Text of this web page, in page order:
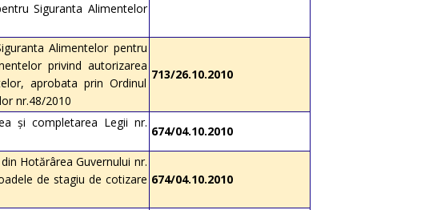
Siguranta Alimentelor
Alimentelor pentru
privind autorizarea
aprobata prin Ordinul
nr.48/2010
713/26.10.2010
şi completarea Legii nr.
674/04.10.2010
Hotărârea Guvernului nr.
de stagiu de cotizare 674/04.10.2010